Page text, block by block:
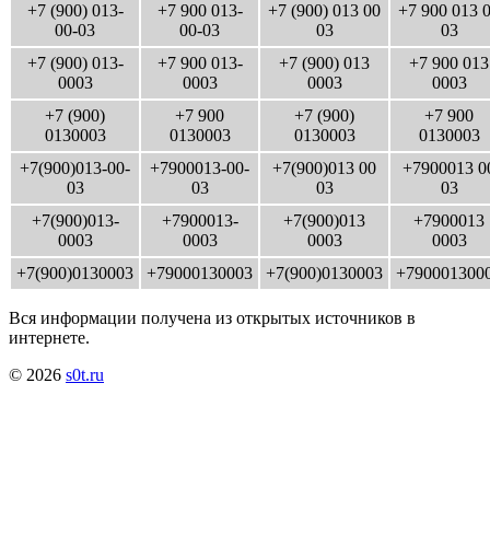
+7 (900) 013-
00-03
+7 900 013-
00-03
+7 (900) 013 00
03
+7 900 013
03
+7 (900) 013-
0003
+7 900 013-
0003
+7 (900) 013
0003
+7 900 013
0003
+7 (900)
0130003
+7 900
0130003
+7 (900)
0130003
+7 900
0130003
+7(900)013-00-
03
+7900013-00-
03
+7(900)013 00
03
+7900013
03
+7(900)013-
0003
+7900013-
0003
+7(900)013
0003
+7900013
0003
+7(900)0130003
+79000130003 +7(900)0130003
Вся информации получена из открытых источников в
интернете.
© 2026 s0t.ru